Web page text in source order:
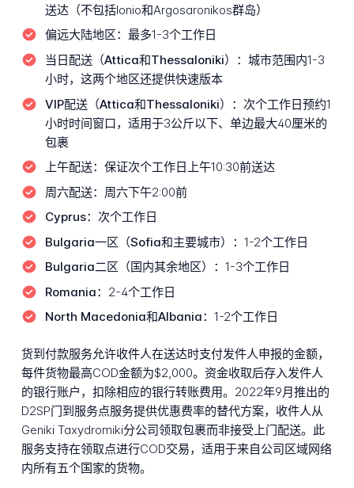
送达（不包括Ionio和Argosaronikos群岛）
偏远大陆地区： 最多1-3个工作日
当日配送（Attica和Thessaloniki）： 城市范围内1-3
小时，这两个地区还提供快速版本
VIP配送（Attica和Thessaloniki）： 次个工作日预约1
小时时间窗口，适用于3公斤以下、单边最大40厘米的
包裹
上午配送： 保证次个工作日上午10:30前送达
周六配送： 周六下午2:00前
Cyprus： 次个工作日
Bulgaria一区（Sofia和主要城市）： 1-2个工作日
Bulgaria二区（国内其余地区）： 1-3个工作日
Romania： 2-4个工作日
North Macedonia和Albania： 1-2个工作日
货到付款服务允许收件人在送达时支付发件人申报的金额，
每件货物最高COD金额为$2,000。资金收取后存入发件人
的银行账户，扣除相应的银行转账费用。2022年9月推出的
D2SP门到服务点服务提供优惠费率的替代方案，收件人从
Geniki Taxydromiki分公司领取包裹而非接受上门配送。此
服务支持在领取点进行COD交易，适用于来自公司区域网络
内所有五个国家的货物。